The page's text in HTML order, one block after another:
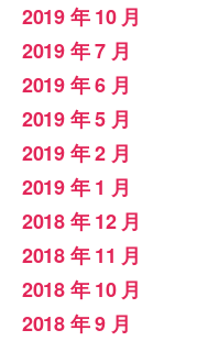
2019 年 10 月
2019 年 7 月
2019 年 6 月
2019 年 5 月
2019 年 2 月
2019 年 1 月
2018 年 12 月
2018 年 11 月
2018 年 10 月
2018 年 9 月